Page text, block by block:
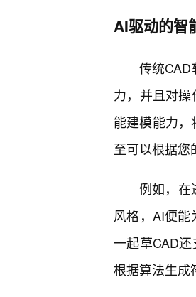
AI驱动的智
传统
力，并且对
能建模能力
至可以根据您
例如，在
风格，AI便
一起草CAD
根据算法生成